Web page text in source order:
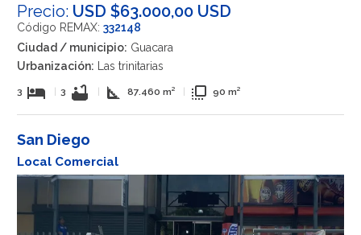
Precio: USD $63.000,00 USD
Código REMAX: 332148
Ciudad / municipio: Guacara
Urbanización: Las trinitarias
3 hotel 3 bathtub square_foot 87.460 m² flip_to_front 90 m²
San Diego
Local Comercial